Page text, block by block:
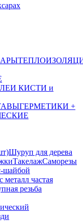
КИСТИ и
ГЕРМЕТИКИ +
Шуруп для дерева
ТакелажСаморезы
шайбой
металл частая
резьба